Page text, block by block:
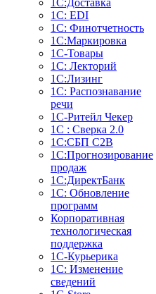
1С:Доставка
1С: EDI
1С: Финотчетность
1С:Маркировка
1С-Товары
1С: Лекторий
1С:Лизинг
1С: Распознавание
речи
1C-Ритейл Чекер
1С : Сверка 2.0
1С:СБП C2B
1С:Прогнозирование
продаж
1С:ДиректБанк
1С: Обновление
программ
Корпоративная
технологическая
поддержка
1С-Курьерика
1С: Изменение
сведений